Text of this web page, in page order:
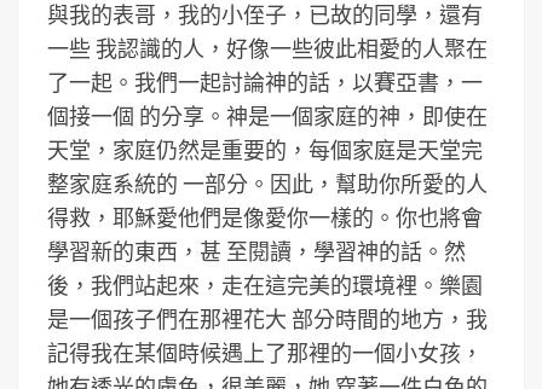
與我的表哥，我的小侄子，已故的同學，還有
一些 我認識的人，好像一些彼此相愛的人聚在
了一起。我們一起討論神的話，以賽亞書，一
個接一個 的分享。神是一個家庭的神，即使在
天堂，家庭仍然是重要的，每個家庭是天堂完
整家庭系統的 一部分。因此，幫助你所愛的人
得救，耶穌愛他們是像愛你一樣的。你也將會
學習新的東西，甚 至閱讀，學習神的話。然
後，我們站起來，走在這完美的環境裡。樂園
是一個孩子們在那裡花大 部分時間的地方，我
記得我在某個時候遇上了那裡的一個小女孩，